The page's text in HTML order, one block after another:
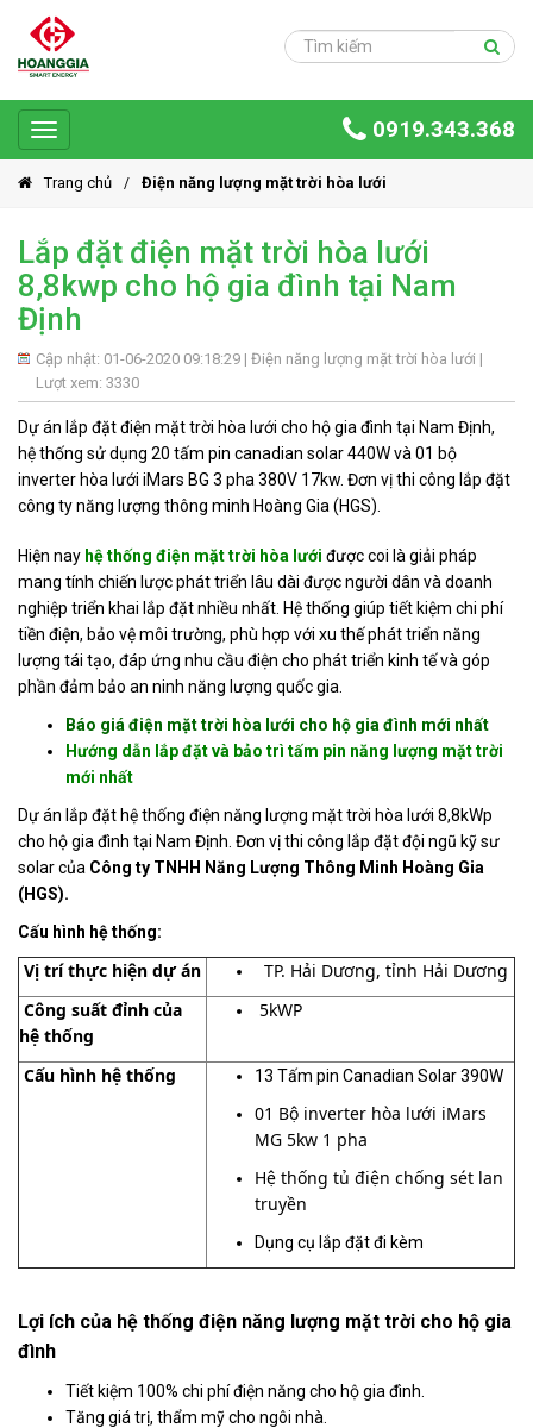
Toggle
navigation
0919.343.368
Trang
chủ
Sản
phẩm
Giải
Ứng
dụng
Dự
án
Hoàng
Gia
Group
Giới
thiệu
Tin
tức
Hỏi
đáp
hệ
Tuyển
dụng
Trang chủ Điện năng lượng mặt trời hòa lưới
Lắp đặt điện mặt trời hòa lưới
8,8kwp cho hộ gia đình tại Nam
Định
Cập nhật: 01-06-2020 09:18:29 | Điện năng lượng mặt trời hòa lưới |
Lượt xem: 3330
Dự án lắp đặt điện mặt trời hòa lưới cho hộ gia đình tại Nam Định,
hệ thống sử dụng 20 tấm pin canadian solar 440W và 01 bộ
inverter hòa lưới iMars BG 3 pha 380V 17kw. Đơn vị thi công lắp đặt
công ty năng lượng thông minh Hoàng Gia (HGS).
Hiện nay hệ thống điện mặt trời hòa lưới được coi là giải pháp
mang tính chiến lược phát triển lâu dài được người dân và doanh
nghiệp triển khai lắp đặt nhiều nhất. Hệ thống giúp tiết kiệm chi phí
tiền điện, bảo vệ môi trường, phù hợp với xu thế phát triển năng
lượng tái tạo, đáp ứng nhu cầu điện cho phát triển kinh tế và góp
phần đảm bảo an ninh năng lượng quốc gia.
Báo giá điện mặt trời hòa lưới cho hộ gia đình mới nhất
Hướng dẫn lắp đặt và bảo trì tấm pin năng lượng mặt trời
mới nhất
Dự án lắp đặt hệ thống điện năng lượng mặt trời hòa lưới 8,8kWp
cho hộ gia đình tại Nam Định. Đơn vị thi công lắp đặt đội ngũ kỹ sư
solar của Công ty TNHH Năng Lượng Thông Minh Hoàng Gia
(HGS).
Cấu hình hệ thống:
Vị trí thực hiện dự án
TP. Hải Dương, tỉnh Hải Dương
Công suất đỉnh của
hệ thống
5kWP
Cấu hình hệ thống 13 Tấm pin Canadian Solar 390W
01 Bộ inverter hòa lưới iMars
MG 5kw 1 pha
Hệ thống tủ điện chống sét lan
truyền
Dụng cụ lắp đặt đi kèm
Lợi ích của hệ thống điện năng lượng mặt trời cho hộ gia
đình
Tiết kiệm 100% chi phí điện năng cho hộ gia đình.
Tăng giá trị, thẩm mỹ cho ngôi nhà.